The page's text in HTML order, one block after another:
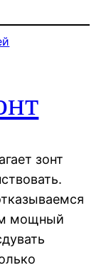
зонт
мощный